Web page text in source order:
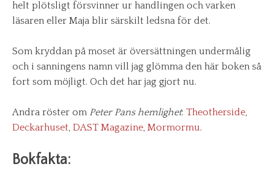
helt plötsligt försvinner ur handlingen och varken
läsaren eller Maja blir särskilt ledsna för det.
Som kryddan på moset är översättningen undermålig
och i sanningens namn vill jag glömma den här boken så
fort som möjligt. Och det har jag gjort nu.
Andra röster om Peter Pans hemlighet: Theotherside,
Deckarhuset, DAST Magazine, Mormormu.
Bokfakta: